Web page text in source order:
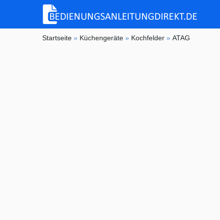
Startseite » Küchengeräte » Kochfelder »ATAG